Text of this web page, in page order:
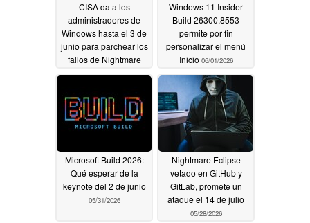
CISA da a los
administradores de
Windows hasta el 3 de
junio para parchear los
fallos de Nightmare
Windows 11 Insider
Build 26300.8553
permite por fin
personalizar el menú
Inicio 06/01/2026
Microsoft Build 2026:
Qué esperar de la
keynote del 2 de junio
05/31/2026
Nightmare Eclipse
vetado en GitHub y
GitLab, promete un
ataque el 14 de julio
05/28/2026